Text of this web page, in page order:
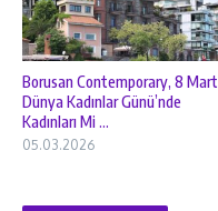
Borusan Contemporary, 8 Mart
Dünya Kadınlar Günü’nde
Kadınları Mi ...
05.03.2026